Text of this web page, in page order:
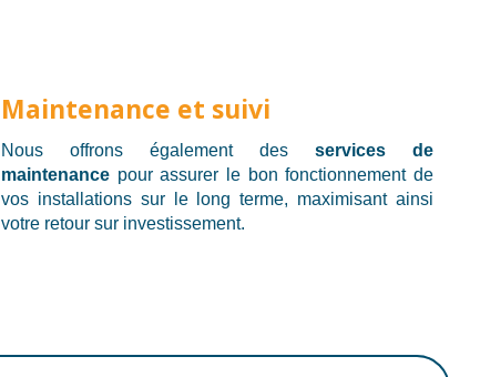
Maintenance et suivi
Nous offrons également des services de
maintenance pour assurer le bon fonctionnement de
vos installations sur le long terme, maximisant ainsi
votre retour sur investissement.